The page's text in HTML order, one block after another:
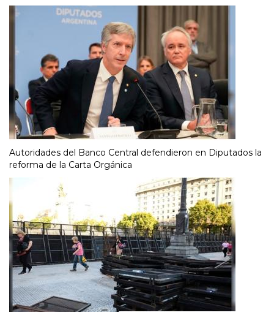
Autoridades del Banco Central defendieron en Diputados la
reforma de la Carta Orgánica